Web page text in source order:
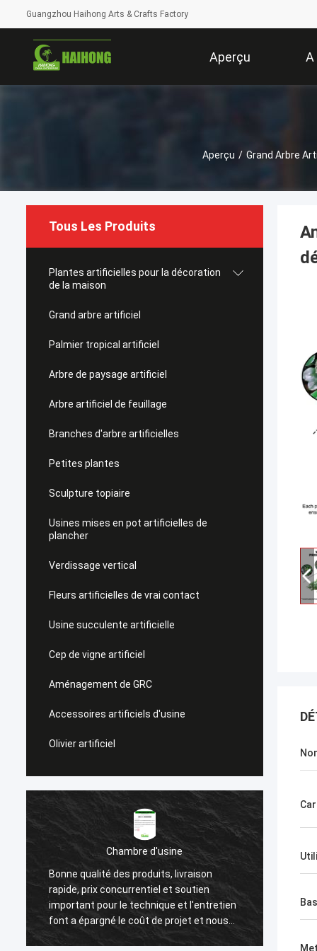
Guangzhou Haihong Arts & Crafts Factory
Aperçu A
Aperçu / Grand Arbre
Tous Les Produits
Plantes artificielles pour la décoration
de la maison
Grand arbre artificiel
Palmier tropical artificiel
Arbre de paysage artificiel
Arbre artificiel de feuillage
Branches d'arbre artificielles
Petites plantes
Sculpture topiaire
Usines mises en pot artificielles de
plancher
Verdissage vertical
Fleurs artificielles de vrai contact
Usine succulente artificielle
Cep de vigne artificiel
Aménagement de GRC
Accessoires artificiels d'usine
Olivier artificiel
Chambre d'usine
Bonne qualité des produits, livraison
rapide, prix concurrentiel et soutien
important pour le technique et l'entretien
font a épargné le coût de projet et nous
aide à gagner un bon nombre de
Nous